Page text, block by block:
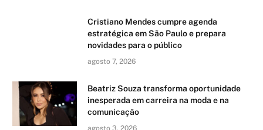
Cristiano Mendes cumpre agenda
estratégica em São Paulo e prepara
novidades para o público
agosto 7, 2026
Beatriz Souza transforma oportunidade
inesperada em carreira na moda e na
comunicação